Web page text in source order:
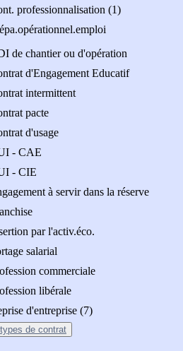
professionnalisation (1)
de chantier ou d'opération
d'Engagement Educatif
intermittent
pacte
d'usage
- CAE
- CIE
à servir dans la réserve
par l'activ.éco.
salarial
commerciale
libérale
d'entreprise (7)
de contrat